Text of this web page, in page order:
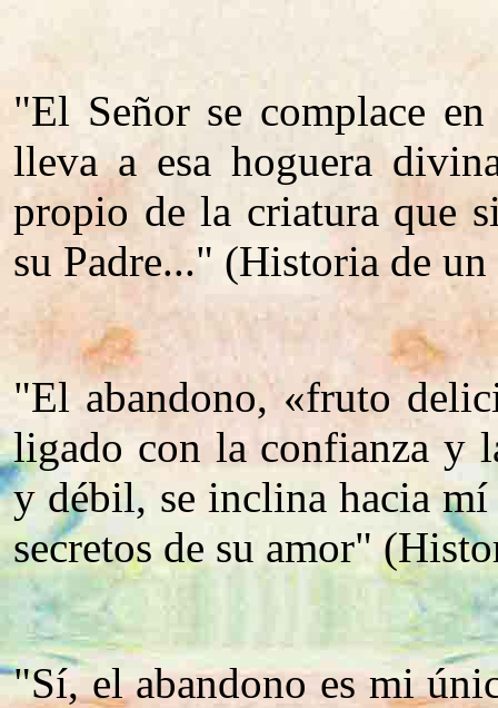
"El Señor se complace
lleva a esa hoguera
propio de la criatura que
su Padre..." (Historia de
"El abandono, «fruto
ligado con la confianza y
y débil, se inclina hacia
secretos de su amor"
"Sí, el abandono es mi